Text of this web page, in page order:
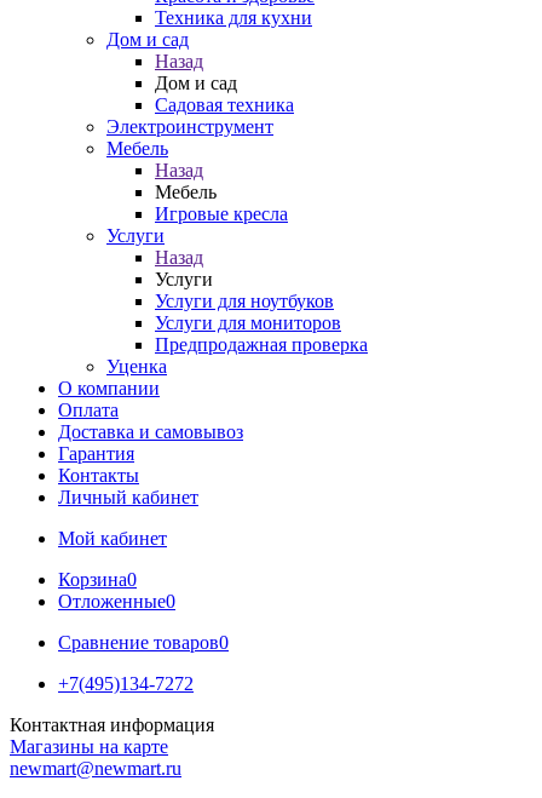
Техника для кухни
Дом и сад
Назад
Дом и сад
Садовая техника
Электроинструмент
Мебель
Назад
Мебель
Игровые кресла
Услуги
Назад
Услуги
Услуги для ноутбуков
Услуги для мониторов
Предпродажная проверка
Уценка
О компании
Оплата
Доставка и самовывоз
Гарантия
Контакты
Личный кабинет
Мой кабинет
Корзина0
Отложенные0
Сравнение товаров0
+7(495)134-7272
Контактная информация
Магазины на карте
newmart@newmart.ru